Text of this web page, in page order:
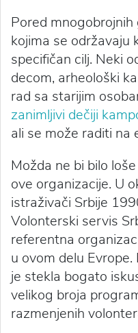
Pored
kojima se održavaju
specifičan cilj. Neki
decom, arheološki
rad sa starijim
zanimljivi dečiji
ali se može raditi na
Možda ne bi bilo
ove organizacije. U
istraživači Srbije
Volonterski servis
referentna
u ovom delu
je stekla bogato
velikog broja
razmenjenih